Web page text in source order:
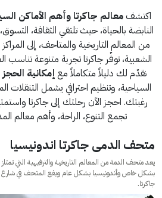
اكتشفمعالم جاكرتا وأهم الأماكن
النابضة بالحياة، حيث تلتقي الثقافة،
من المعالم التاريخية والمتاحف، إلى
الشعبية، توفّر جاكرتا تجربة متنوعة
نقدّم لك دليلاً متكاملاً معإمكانية الحجز
السياحية، وتنظيم احترافي يشمل
رغبتك. احجز الآن رحلتك إلى جاكرتا
تجمع التنوع، الراحة، وأهم معالم
متحف الدمى جاكرتا اندونيسيا
يعد متحف الدمة من المعالم التاريخية والترفيهية التي تمتاز
جاكرتا.